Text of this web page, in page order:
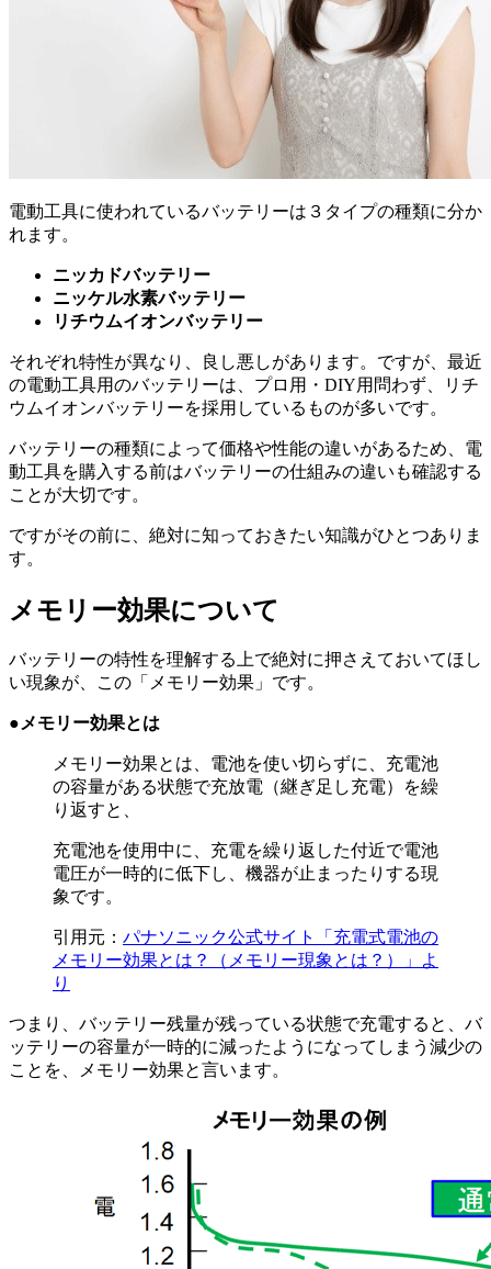
電動工具に使われているバッテリーは３タイプの種類に分か
れます。
ニッカドバッテリー
ニッケル水素バッテリー
リチウムイオンバッテリー
それぞれ特性が異なり、良し悪しがあります。ですが、最近
の電動工具用のバッテリーは、プロ用・DIY用問わず、リチ
ウムイオンバッテリーを採用しているものが多いです。
バッテリーの種類によって価格や性能の違いがあるため、電
動工具を購入する前はバッテリーの仕組みの違いも確認する
ことが大切です。
ですがその前に、絶対に知っておきたい知識がひとつありま
す。
メモリー効果について
バッテリーの特性を理解する上で絶対に押さえておいてほし
い現象が、この「メモリー効果」です。
●メモリー効果とは
メモリー効果とは、電池を使い切らずに、充電池
の容量がある状態で充放電（継ぎ足し充電）を繰
り返すと、
充電池を使用中に、充電を繰り返した付近で電池
電圧が一時的に低下し、機器が止まったりする現
象です。
引用元： パナソニック公式サイト「充電式電池の
メモリー効果とは？（メモリー現象とは？）」よ
り
つまり、バッテリー残量が残っている状態で充電すると、バ
ッテリーの容量が一時的に減ったようになってしまう減少の
ことを、メモリー効果と言います。